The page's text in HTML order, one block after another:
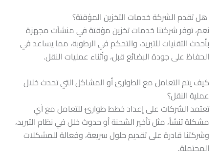
هل تقدم الشركة خدمات التخزين المؤقتة؟
نعم، توفر شركتنا خدمات تخزين مؤقتة في منشآت مجهزة
بأحدث التقنيات للتبريد، والتحكم في الرطوبة، مما يساعد في
الحفاظ على جودة البضائع قبل، وأثناء عمليات النقل.
كيف يتم التعامل مع الطوارئ أو المشاكل التي تحدث خلال
عملية النقل؟
تعتمد الشركات على إعداد خطط طوارئ للتعامل مع أي
مشكلة تنشأ، مثل تأخير الشحنة أو حدوث خلل في نظام التبريد،
وشركتنا قادرة على تقديم حلول سريعة، وفعالة للمشكلات
المحتملة.